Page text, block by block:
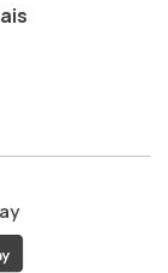
ao